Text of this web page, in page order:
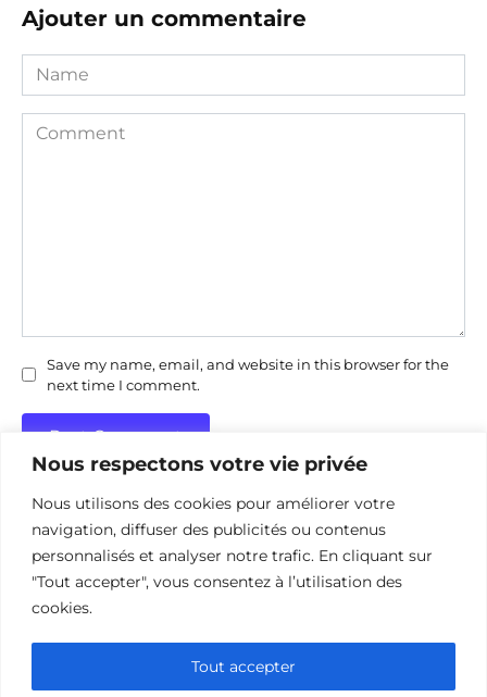
Nous respectons votre vie privée
Nous utilisons des cookies pour améliorer votre
navigation, diffuser des publicités ou contenus
personnalisés et analyser notre trafic. En cliquant sur
"Tout accepter", vous consentez à l’utilisation des
cookies.
Tout accepter
Ajouter un commentaire
Name
Comment
Save my name, email, and website in this browser for the
next time I comment.
Politique de confidentialité
Politique d’utilisation des cookies